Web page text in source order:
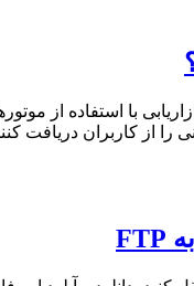
از کاربران دریافت